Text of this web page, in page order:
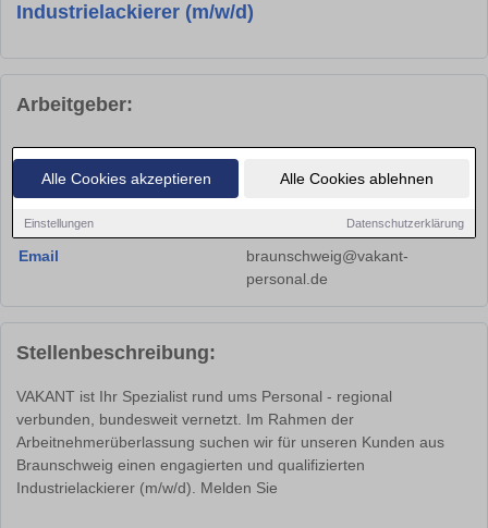
Alle Cookies akzeptieren Alle Cookies ablehnen
Einstellungen Datenschutzerklärung
Industrielackierer (m/w/d)
Arbeitgeber:
Firma
Ansprechpartner
Jenny Famulla-Ulbrich
Straße
Münzstraße 16
Email
braunschweig@vakant-
personal.de
Stellenbeschreibung:
VAKANT ist Ihr Spezialist rund ums Personal - regional
verbunden, bundesweit vernetzt. Im Rahmen der
Arbeitnehmerüberlassung suchen wir für unseren Kunden aus
Braunschweig einen engagierten und qualifizierten
Industrielackierer (m/w/d). Melden Sie